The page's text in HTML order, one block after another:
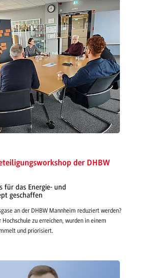
der DHBW
für das Energie- und
geschaffen
an der DHBW Mannheim reduziert werden?
zu erreichen, wurden in einem
und priorisiert.